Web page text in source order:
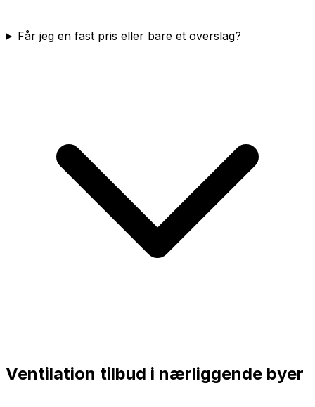
Får jeg en fast pris eller bare et overslag?
Ventilation tilbud i nærliggende byer